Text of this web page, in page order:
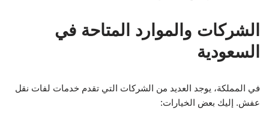
الشركات والموارد المتاحة في
السعودية
في المملكة، يوجد العديد من الشركات التي تقدم خدمات لفات نقل
عفش. إليك بعض الخيارات: